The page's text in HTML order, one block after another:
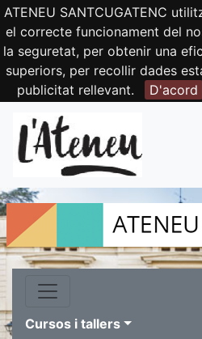
ATENEU SANTCUGATENC
el correcte funcionament del
la seguretat, per obtenir una
superiors, per recollir dades
publicitat rellevant.
D'acord
Cursos i tallers